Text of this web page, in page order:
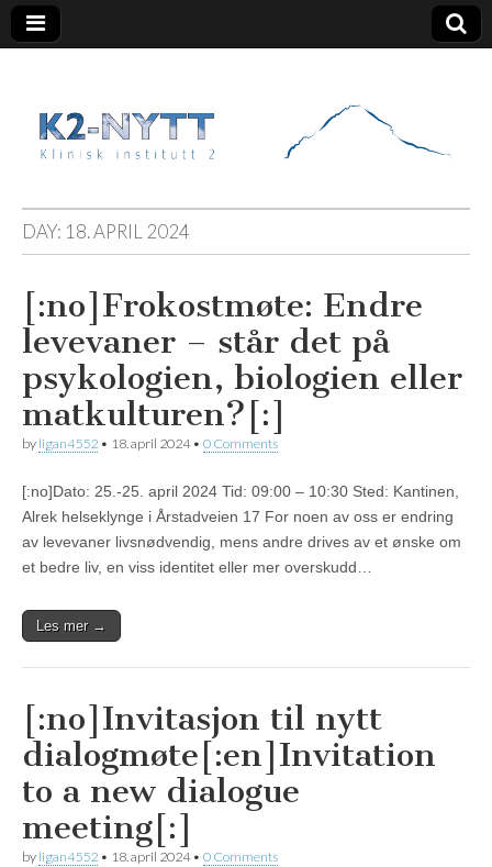
K2 Nytt
DAY: 18. APRIL 2024
[:no]Frokostmøte: Endre
levevaner – står det på
psykologien, biologien eller
matkulturen?[:]
by ligan4552 • 18. april 2024• 0 Comments
[:no]Dato: 25.-25. april 2024 Tid: 09:00 – 10:30 Sted: Kantinen,
Alrek helseklynge i Årstadveien 17 For noen av oss er endring
av levevaner livsnødvendig, mens andre drives av et ønske om
et bedre liv, en viss identitet eller mer overskudd…
Les mer →
[:no]Invitasjon til nytt
dialogmøte[:en]Invitation
to a new dialogue
meeting[:]
by ligan4552 • 18. april 2024• 0 Comments